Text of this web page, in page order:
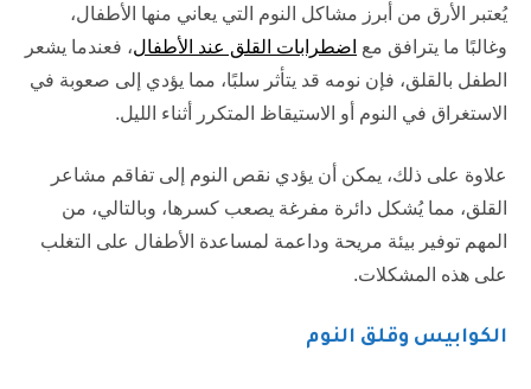
يُعتبر الأرق من أبرز مشاكل النوم التي يعاني منها الأطفال،
وغالبًا ما يترافق مع اضطرابات القلق عند الأطفال، فعندما يشعر
الطفل بالقلق، فإن نومه قد يتأثر سلبًا، مما يؤدي إلى صعوبة في
الاستغراق في النوم أو الاستيقاظ المتكرر أثناء الليل.
علاوة على ذلك، يمكن أن يؤدي نقص النوم إلى تفاقم مشاعر
القلق، مما يُشكل دائرة مفرغة يصعب كسرها، وبالتالي، من
المهم توفير بيئة مريحة وداعمة لمساعدة الأطفال على التغلب
على هذه المشكلات.
الكوابيس وقلق النوم